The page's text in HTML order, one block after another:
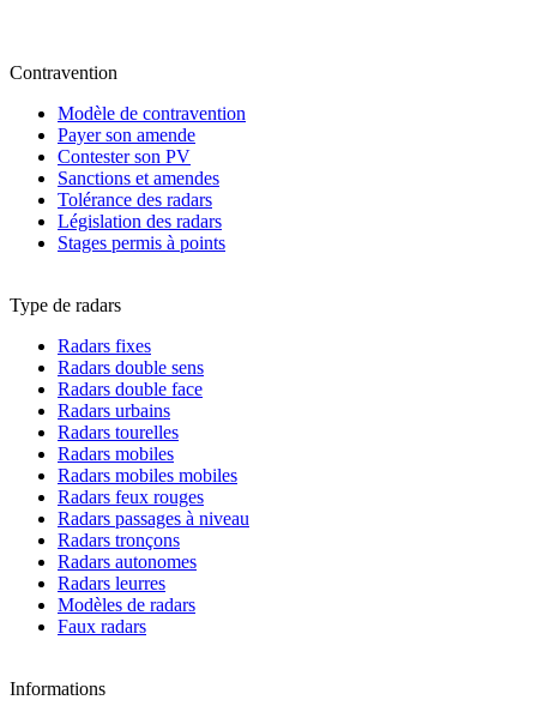
Contravention
Modèle de contravention
Payer son amende
Contester son PV
Sanctions et amendes
Tolérance des radars
Législation des radars
Stages permis à points
Type de radars
Radars fixes
Radars double sens
Radars double face
Radars urbains
Radars tourelles
Radars mobiles
Radars mobiles mobiles
Radars feux rouges
Radars passages à niveau
Radars tronçons
Radars autonomes
Radars leurres
Modèles de radars
Faux radars
Informations